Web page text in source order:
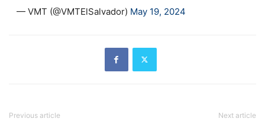
— VMT (@VMTElSalvador) May 19, 2024
Previous article Next article